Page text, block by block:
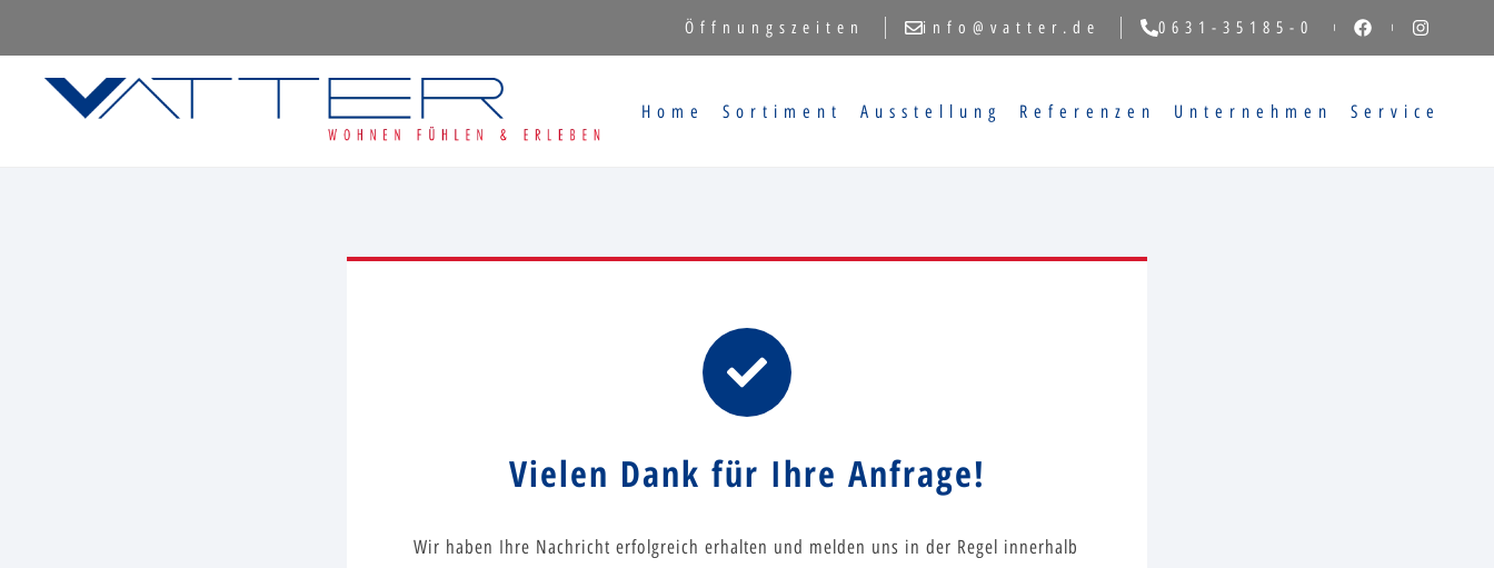
Öffnungszeiten info@vatter.de 0631-35185-0
Home Sortiment Ausstellung Referenzen Unternehmen Service
Vielen Dank für Ihre Anfrage!
Wir haben Ihre Nachricht erfolgreich erhalten und melden uns in der Regel innerhalb